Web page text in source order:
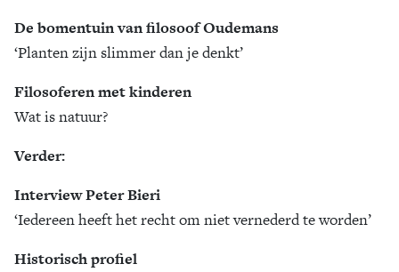
De bomentuin van filosoof Oudemans
‘Planten zijn slimmer dan je denkt’
Filosoferen met kinderen
Wat is natuur?
Verder:
Interview Peter Bieri
‘Iedereen heeft het recht om niet vernederd te worden’
Historisch profiel